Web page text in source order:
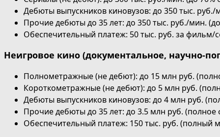
Дебюты выпускников киновузов: до 350 тыс.
Прочие дебюты до 35 лет: до 350 тыс. руб./мин.
Обеспечительный платеж: 50 тыс. руб. за фильм/
Неигровое кино (документальное, научно-
Полнометражные (не дебют): до 15 млн руб.
Короткометражные (не дебют): до 5 млн руб.
Дебюты выпускников киновузов: до 4 млн руб.
Прочие дебюты до 35 лет: до 3.5 млн руб.
Обеспечительный платеж: 150 тыс. руб. (полный